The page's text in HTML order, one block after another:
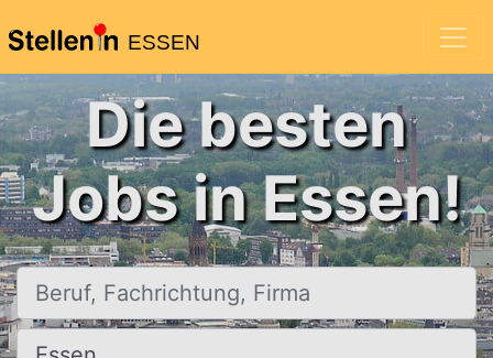
ESSEN
Die besten
Jobs in Essen!
Beruf, Fachrichtung, Firma
Ort, Stadt